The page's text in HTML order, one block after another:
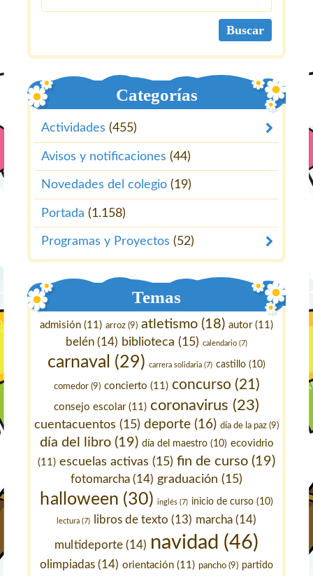
Categorías
Actividades (455)
Avisos y notificaciones (44)
Novedades del colegio (19)
Portada (1.158)
Programas y Proyectos (52)
Temas
admisión (11) arroz (9) atletismo (18) autor(11)
belén (14) biblioteca (15) calendario (7)
carnaval (29) carrera solidaria (7) castillo (10)
comedor(9) concierto (11) concurso (21)
consejo escolar(11) coronavirus (23)
cuentacuentos (15) deporte (16) día de la paz (9)
día del libro(19) día del maestro(10) ecovidrio
(11) escuelas activas (15) fin de curso (19)
fotomarcha (14) graduación (15)
halloween (30) inglés(7) inicio de curso(10)
lectura (7) libros de texto (13) marcha (14)
multideporte(14) navidad (46)
olimpiadas (14) orientación (11) pancho (9) partido